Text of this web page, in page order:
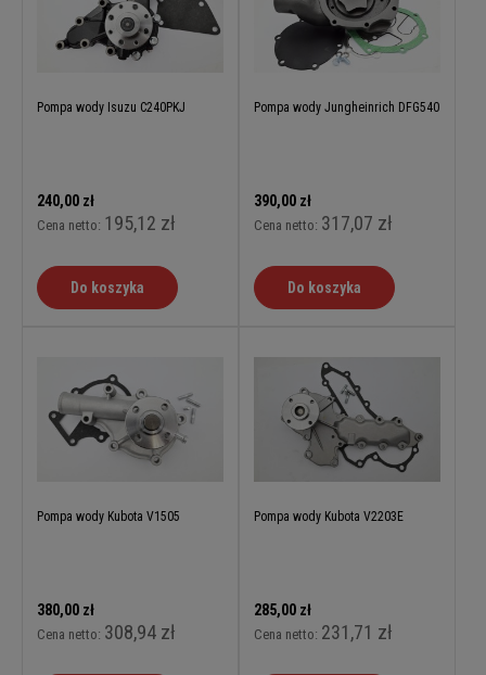
Pompa wody Isuzu C240PKJ
240,00 zł
Cena netto: 195,12 zł
Do koszyka
Pompa wody Jungheinrich DFG540
390,00 zł
Cena netto: 317,07 zł
Do koszyka
Pompa wody Kubota V1505
380,00 zł
Cena netto: 308,94 zł
Pompa wody Kubota V2203E
285,00 zł
Cena netto: 231,71 zł